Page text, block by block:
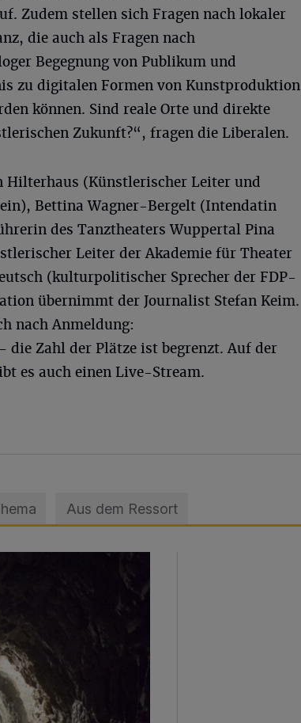
Zudem stellen sich Fragen nach lokaler
die auch als Fragen nach
Begegnung von Publikum und
zu digitalen Formen von Kunstproduktion
können. Sind reale Orte und direkte
Zukunft?“, fragen die Liberalen.
Hilterhaus (Künstlerischer Leiter und
Bettina Wagner-Bergelt (Intendatin
des Tanztheaters Wuppertal Pina
Leiter der Akademie für Theater
(kulturpolitischer Sprecher der FDP-
übernimmt der Journalist Stefan Keim.
nach Anmeldung:
die Zahl der Plätze ist begrenzt. Auf der
es auch einen Live-Stream.
Aus dem Ressort